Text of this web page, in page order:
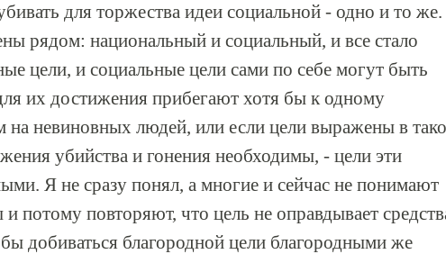
для торжества идеи социальной - одно и то же.
рядом: национальный и социальный, и все стало
цели, и социальные цели сами по себе могут быть
их достижения прибегают хотя бы к одному
на невиновных людей, или если цели выражены в
убийства и гонения необходимы, - цели эти
Я не сразу понял, а многие и сейчас не понимают
потому повторяют, что цель не оправдывает
добиваться благородной цели благородными же